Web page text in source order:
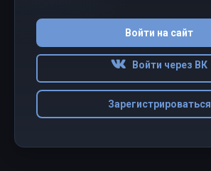
Войти на сайт
Войти через ВК
Зарегистрироваться